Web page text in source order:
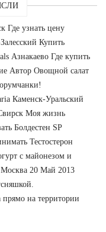
Где узнать цену
Купить
Азнакаево Где купить
Автор Овощной салат
Каменск-Уральский
Моя жизнь
Болдестен SP
Тестостерон
с майонезом и
Москва 20 Май 2013
на территории